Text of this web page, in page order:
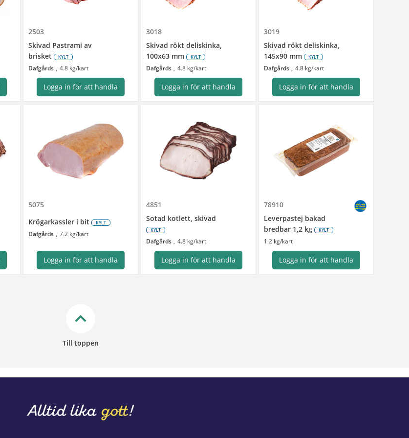
2503
Skivad Pastrami av
brisket
KYLT
Dafgårds 4.8 kg/kart
Logga in för att handla
3018
Skivad rökt deliskinka,
100x63 mm
KYLT
Dafgårds 4.8 kg/kart
Logga in för att handla
3019
Skivad rökt deliskinka,
145x90 mm
KYLT
Dafgårds 4.8 kg/kart
Logga in för att handla
5075
Krögarkassler i bit
KYLT
Dafgårds 7.2 kg/kart
Logga in för att handla
4851
Sotad kotlett, skivad
KYLT
Dafgårds 4.8 kg/kart
Logga in för att handla
78910
Leverpastej bakad
bredbar 1,2 kg
KYLT
1.2 kg/kart
Logga in för att handla
keyboard_arrow_up
Till toppen